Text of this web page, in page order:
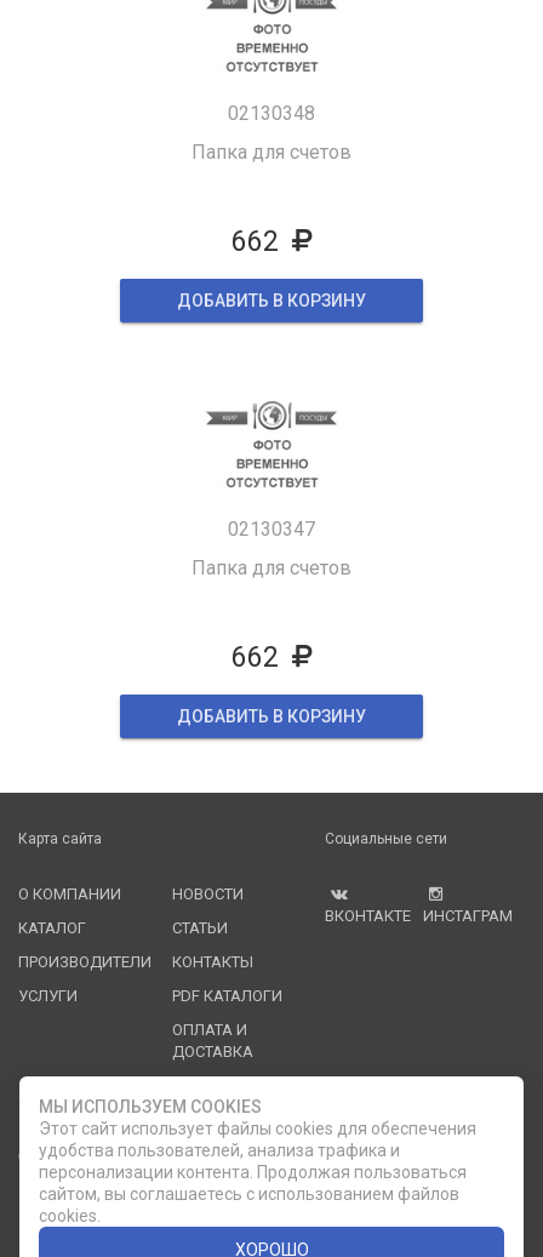
02130348
Папка для счетов
662
ДОБАВИТЬ В КОРЗИНУ
02130347
Папка для счетов
662
ДОБАВИТЬ В КОРЗИНУ
Карта сайта
О КОМПАНИИ
КАТАЛОГ
ПРОИЗВОДИТЕЛИ
УСЛУГИ
НОВОСТИ
СТАТЬИ
КОНТАКТЫ
PDF КАТАЛОГИ
ОПЛАТА И
ДОСТАВКА
Социальные сети
ВКОНТАКТЕ ИНСТАГРАМ
Служба клиентской поддержки
ОБРАТНЫЙ ЗВОНОК phone
8 (812) 335-21-16
8 (812) 335-21-17 7 (911) 947-43-48
МЫ ИСПОЛЬЗУЕМ COOKIES
Этот сайт использует файлы cookies для обеспечения
удобства пользователей, анализа трафика и
персонализации контента. Продолжая пользоваться
сайтом, вы соглашаетесь с использованием файлов
cookies.
ХОРОШО